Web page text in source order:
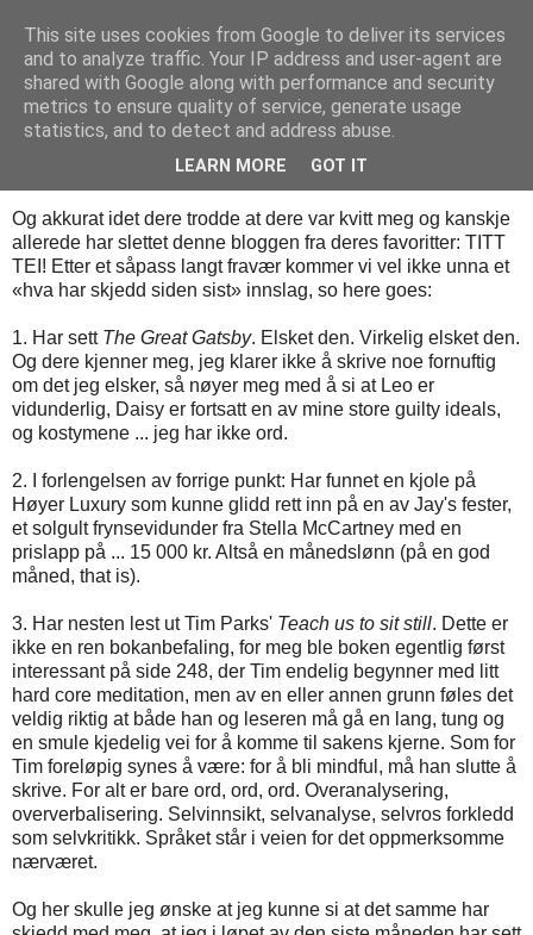
Mischka
tirsdag 2. juli 2013
Teach us to sit still
Og akkurat idet dere trodde at dere var kvitt meg og kanskje
allerede har slettet denne bloggen fra deres favoritter: TITT
TEI! Etter et såpass langt fravær kommer vi vel ikke unna et
«hva har skjedd siden sist» innslag, so here goes:
1. Har sett The Great Gatsby. Elsket den. Virkelig elsket den.
Og dere kjenner meg, jeg klarer ikke å skrive noe fornuftig
om det jeg elsker, så nøyer meg med å si at Leo er
vidunderlig, Daisy er fortsatt en av mine store guilty ideals,
og kostymene ... jeg har ikke ord.
2. I forlengelsen av forrige punkt: Har funnet en kjole på
Høyer Luxury som kunne glidd rett inn på en av Jay's fester,
et solgult frynsevidunder fra Stella McCartney med en
prislapp på ... 15 000 kr. Altså en månedslønn (på en god
måned, that is).
3. Har nesten lest ut Tim Parks' Teach us to sit still. Dette er
ikke en ren bokanbefaling, for meg ble boken egentlig først
interessant på side 248, der Tim endelig begynner med litt
hard core meditation, men av en eller annen grunn føles det
veldig riktig at både han og leseren må gå en lang, tung og
en smule kjedelig vei for å komme til sakens kjerne. Som for
Tim foreløpig synes å være: for å bli mindful, må han slutte å
skrive. For alt er bare ord, ord, ord. Overanalysering,
oververbalisering. Selvinnsikt, selvanalyse, selvros forkledd
som selvkritikk. Språket står i veien for det oppmerksomme
nærværet.
Og her skulle jeg ønske at jeg kunne si at det samme har
This site uses cookies from Google to deliver its services
and to analyze traffic. Your IP address and user-agent are
shared with Google along with performance and security
metrics to ensure quality of service, generate usage
statistics, and to detect and address abuse.
LEARN MORE GOT IT